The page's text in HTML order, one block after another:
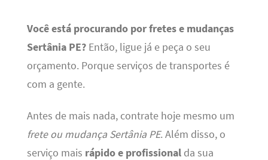
Você está procurando por fretes e mudanças
Sertânia PE? Então, ligue já e peça o seu
orçamento. Porque serviços de transportes é
com a gente.
Antes de mais nada, contrate hoje mesmo um
frete ou mudança Sertânia PE. Além disso, o
serviço mais rápido e profissionalda sua